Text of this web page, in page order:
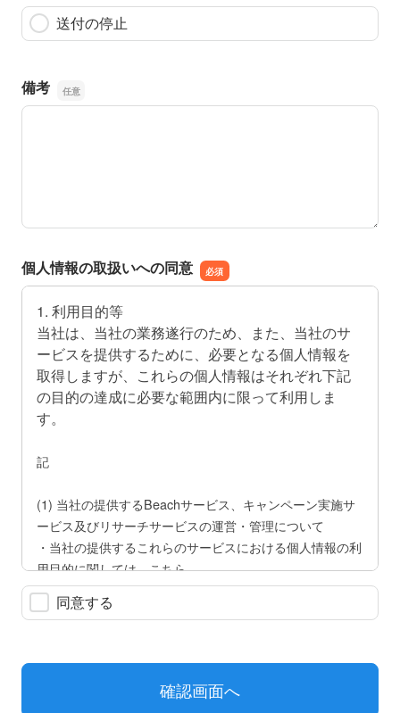
送付の停止
備考
備考
個人情報の取扱いへの同意
1. 利用目的等
当社は、当社の業務遂行のため、また、当社のサ
ービスを提供するために、必要となる個人情報を
取得しますが、これらの個人情報はそれぞれ下記
の目的の達成に必要な範囲内に限って利用しま
す。
記
(1) 当社の提供するBeachサービス、キャンペーン実施サ
ービス及びリサーチサービスの運営・管理について
・当社の提供するこれらのサービスにおける個人情報の利
用目的に関しては、こちら
（http://www.beach.jp/mall/termofuse）の利用規約の「個
人情報等」の条をご覧ください。
同意する